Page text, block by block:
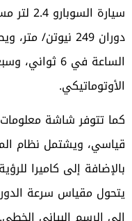
سيارة السوبارو
الساعة في 6
الأوتوماتيكي.
قياسي، ويشتمل نظام
بالإضافة إلى كاميرا
يتحول مقياس سرعة